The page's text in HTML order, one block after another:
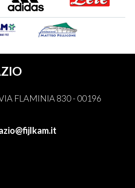
FLAMINIA 830 - 00196